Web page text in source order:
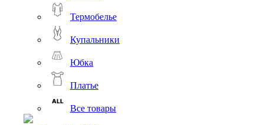
Термобелье
Купальники
Юбка
Платье
Все товары